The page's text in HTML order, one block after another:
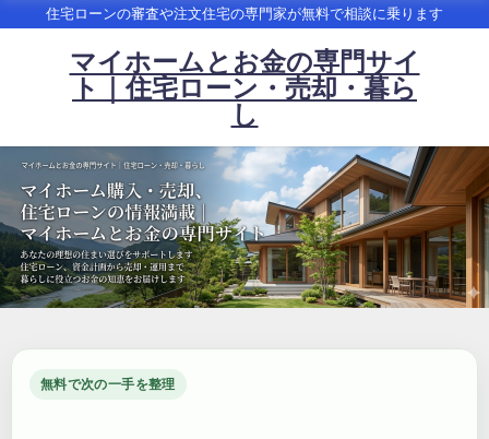
住宅ローンの審査や注文住宅の専門家が無料で相談に乗ります
マイホームとお金の専門サイ
ト｜住宅ローン・売却・暮ら
し
無料で次の一手を整理